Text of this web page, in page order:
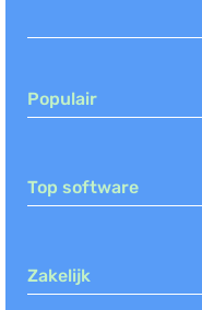
Populair
Top software
Zakelijk